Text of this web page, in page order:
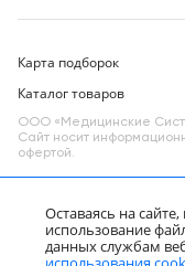
Карта подборок
Каталог товаров
ООО «Медицинские
Сайт носит
офертой.
Оставаясь на
использование
данных службам